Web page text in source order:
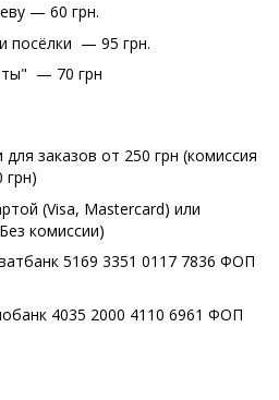
— 60 грн.
посёлки — 95 грн.
— 70 грн
заказов от 250 грн (комиссия
грн)
(Visa, Mastercard) или
комиссии)
5169 3351 0117 7836 ФОП
4035 2000 4110 6961 ФОП